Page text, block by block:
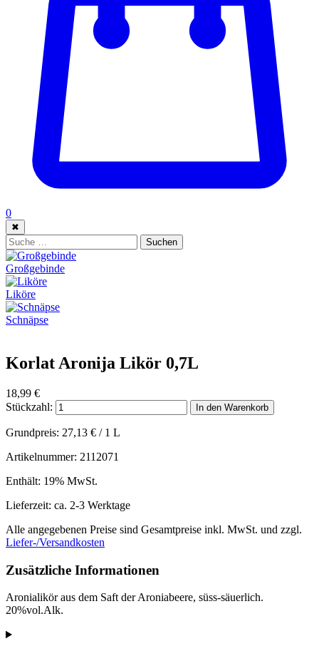
0
✖
Suche: Suchen
Großgebinde
Liköre
Schnäpse
Korlat Aronija Likör 0,7L
18,99 €
Stückzahl:
In den Warenkorb
Grundpreis: 27,13 € / 1 L
Artikelnummer: 2112071
Enthält: 19% MwSt.
Lieferzeit: ca. 2-3 Werktage
Alle angegebenen Preise sind Gesamtpreise inkl. MwSt. und zzgl.
Liefer-/Versandkosten
Zusätzliche Informationen
Aronialikör aus dem Saft der Aroniabeere, süss-säuerlich.
20%vol.Alk.